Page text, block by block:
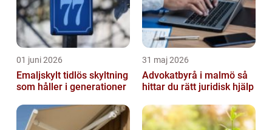
01 juni 2026
Emaljskylt tidlös skyltning
som håller i generationer
31 maj 2026
Advokatbyrå i malmö så
hittar du rätt juridisk hjälp